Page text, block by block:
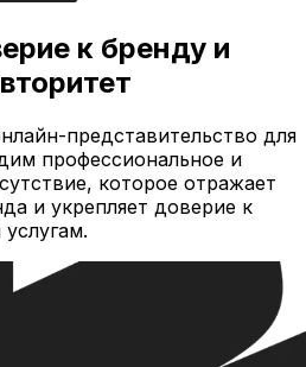
к бренду и
представительство для
профессиональное и
которое отражает
и укрепляет доверие к